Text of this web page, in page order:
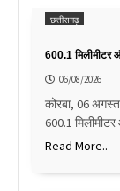
छत्तीसगढ़
600.1 मिलीमीटर
06/08/2026
कोरबा, 06
600.1
Read More..